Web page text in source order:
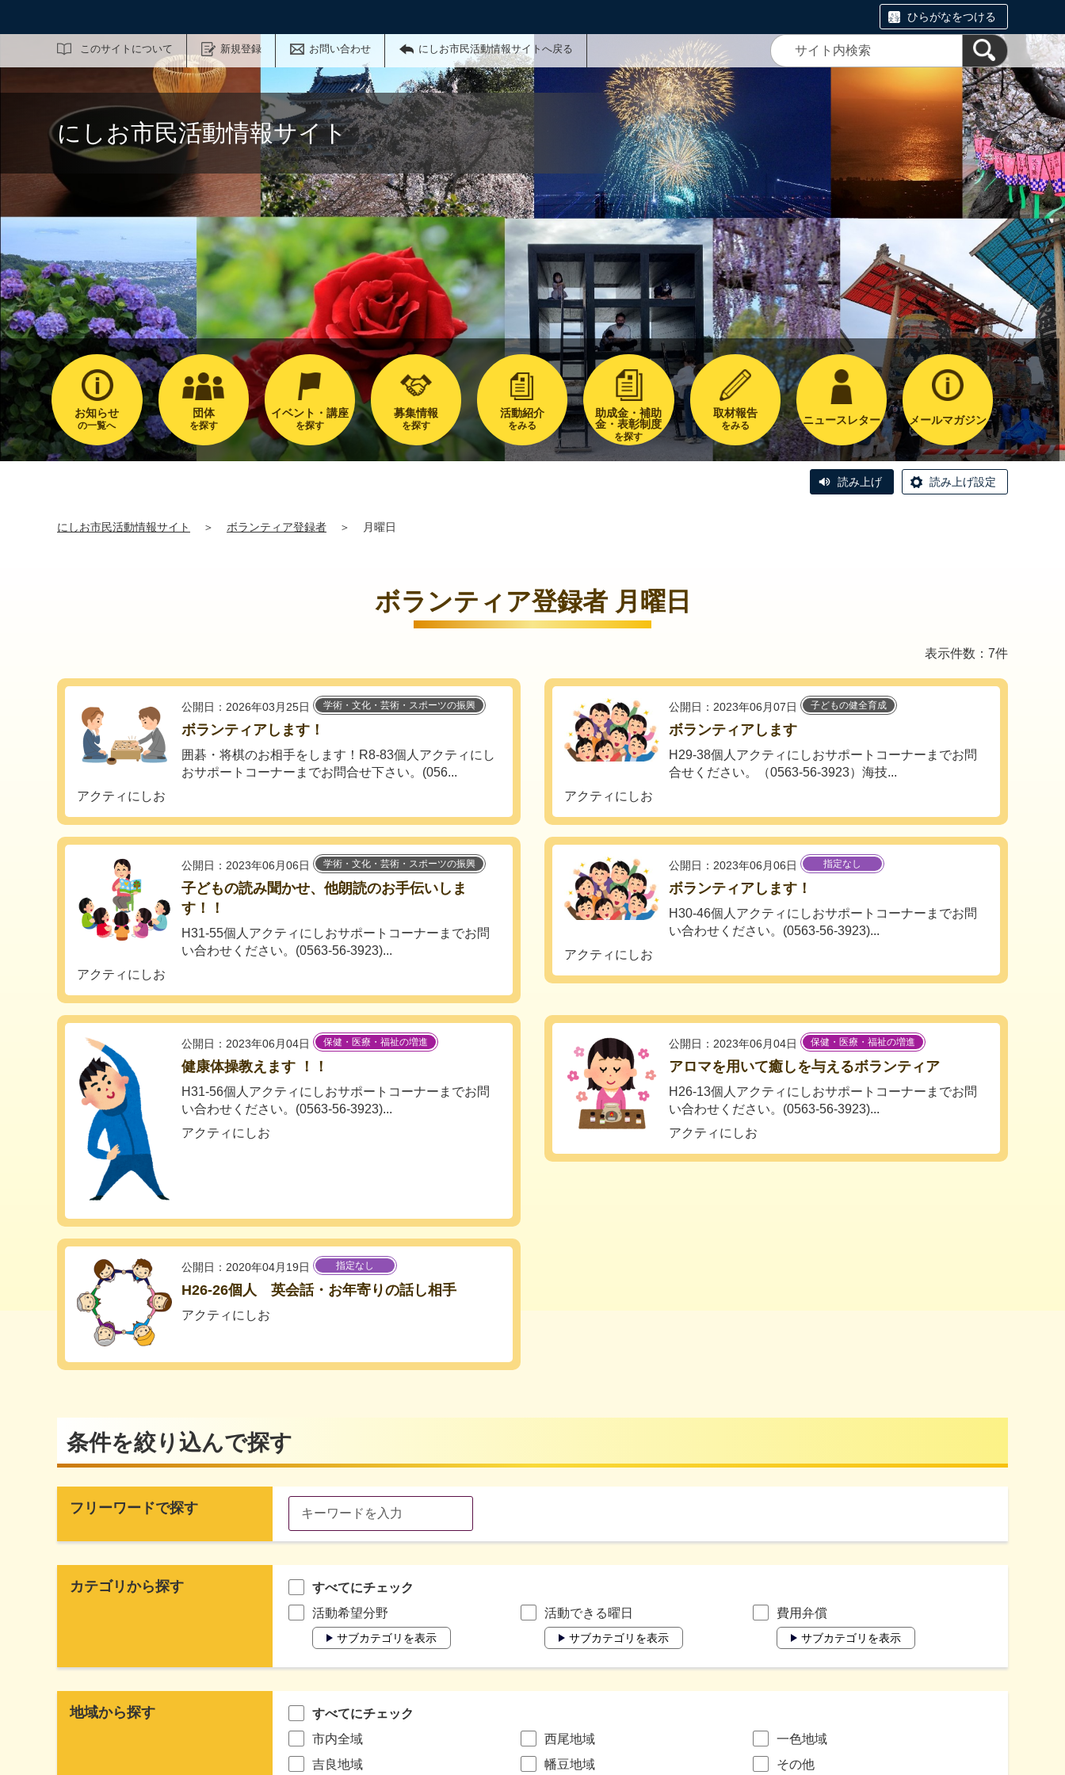
ひらがなをつける
このサイトについて 新規登録 お問い合わせ にしお市民活動情報サイトへ戻る
サイト内検索
にしお市民活動情報サイト
お知らせ
の一覧へ
団体
を探す
イベント・講座
を探す
募集情報
を探す
活動紹介
をみる
助成金・補助
金・表彰制度
を探す
取材報告
をみる ニュースレター メールマガジン
読み上げ 読み上げ設定
にしお市民活動情報サイト ＞ ボランティア登録者 ＞ 月曜日
ボランティア登録者 月曜日
表示件数：7件
公開日：2026年03月25日 学術・文化・芸術・スポーツの振興
ボランティアします！
囲碁・将棋のお相手をします！R8-83個人アクティにし
おサポートコーナーまでお問合せ下さい。(056...
アクティにしお
公開日：2023年06月07日 子どもの健全育成
ボランティアします
H29-38個人アクティにしおサポートコーナーまでお問
合せください。（0563-56-3923）海技...
アクティにしお
公開日：2023年06月06日 学術・文化・芸術・スポーツの振興
子どもの読み聞かせ、他朗読のお手伝いしま
す！！
H31-55個人アクティにしおサポートコーナーまでお問
い合わせください。(0563-56-3923)...
アクティにしお
公開日：2023年06月06日 指定なし
ボランティアします！
H30-46個人アクティにしおサポートコーナーまでお問
い合わせください。(0563-56-3923)...
アクティにしお
公開日：2023年06月04日 保健・医療・福祉の増進
健康体操教えます ！！
H31-56個人アクティにしおサポートコーナーまでお問
い合わせください。(0563-56-3923)...
アクティにしお
公開日：2023年06月04日 保健・医療・福祉の増進
アロマを用いて癒しを与えるボランティア
H26-13個人アクティにしおサポートコーナーまでお問
い合わせください。(0563-56-3923)...
アクティにしお
公開日：2020年04月19日 指定なし
H26-26個人 英会話・お年寄りの話し相手
アクティにしお
条件を絞り込んで探す
フリーワードで探す
カテゴリから探す
すべてにチェック
活動希望分野
サブカテゴリを表示
活動できる曜日
サブカテゴリを表示
費用弁償
サブカテゴリを表示
地域から探す
すべてにチェック
市内全域
西尾地域
一色地域
吉良地域
幡豆地域 その他